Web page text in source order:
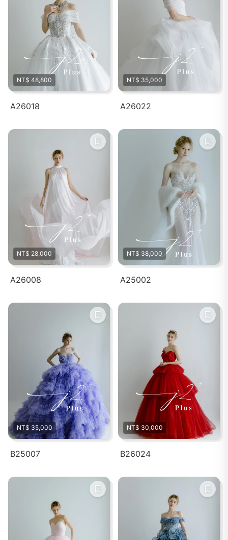
NT$ 48,800
A26018
NT$ 35,000
A26022
NT$ 28,000
A26008
NT$ 38,000
A25002
NT$ 35,000
B25007
NT$ 30,000
B26024